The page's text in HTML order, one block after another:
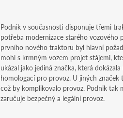
Podnik v současnosti disponuje třemi
potřeba modernizace starého vozového
prvního nového traktoru byl hlavní
mohl s krmným vozem projet stájemi,
ukázal jako jediná značka, která
homologací pro provoz. U jiných
což by komplikovalo provoz. Podnik
zaručuje bezpečný a legální provoz.